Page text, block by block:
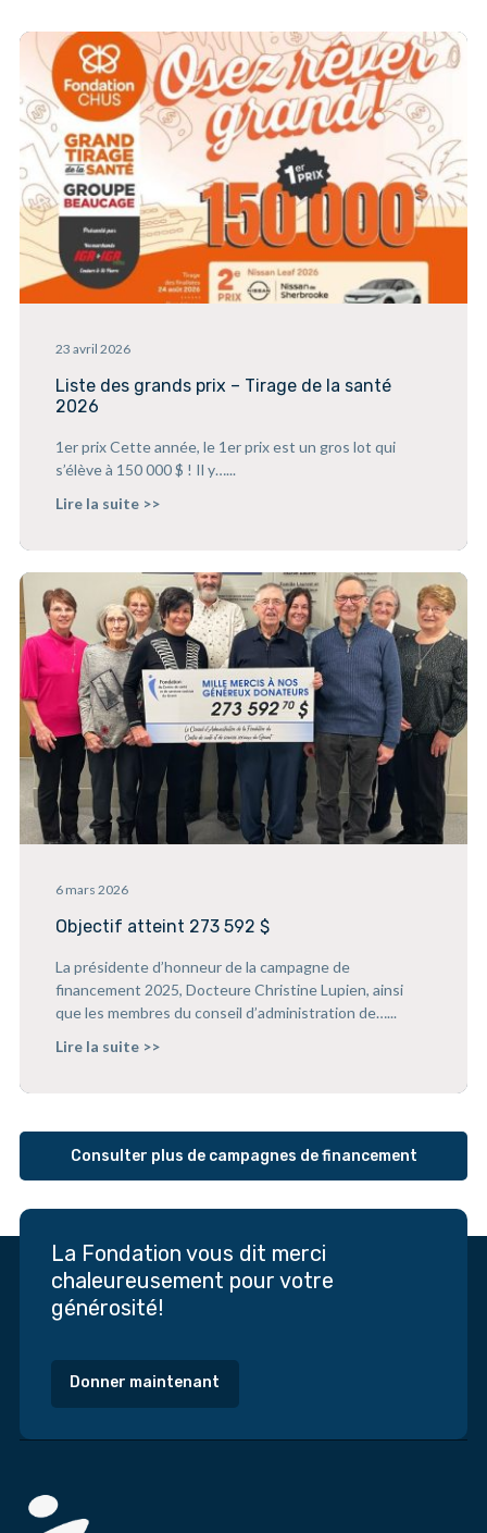
23 avril 2026
Liste des grands prix – Tirage de la santé
2026
1er prix Cette année, le 1er prix est un gros lot qui
s’élève à 150 000 $ ! Il y…...
Lire la suite >>
6 mars 2026
Objectif atteint 273 592 $
La présidente d’honneur de la campagne de
financement 2025, Docteure Christine Lupien, ainsi
que les membres du conseil d’administration de…...
Lire la suite >>
Consulter plus de campagnes de financement
La Fondation vous dit merci
chaleureusement pour votre
générosité!
Donner maintenant